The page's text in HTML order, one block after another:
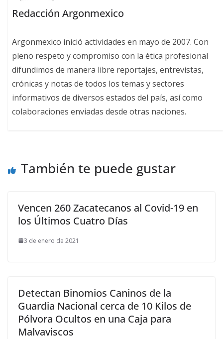
Redacción Argonmexico
Argonmexico inició actividades en mayo de 2007. Con
pleno respeto y compromiso con la ética profesional
difundimos de manera libre reportajes, entrevistas,
crónicas y notas de todos los temas y sectores
informativos de diversos estados del país, así como
colaboraciones enviadas desde otras naciones.
También te puede gustar
Vencen 260 Zacatecanos al Covid-19 en
los Últimos Cuatro Días
3 de enero de 2021
Detectan Binomios Caninos de la
Guardia Nacional cerca de 10 Kilos de
Pólvora Ocultos en una Caja para
Malvaviscos